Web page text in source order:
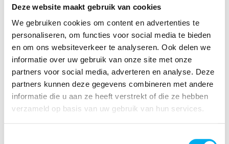
Deze website maakt gebruik van cookies
We gebruiken cookies om content en advertenties te
personaliseren, om functies voor social media te bieden
en om ons websiteverkeer te analyseren. Ook delen we
informatie over uw gebruik van onze site met onze
partners voor social media, adverteren en analyse. Deze
partners kunnen deze gegevens combineren met andere
informatie die u aan ze heeft verstrekt of die ze hebben
verzameld op basis van uw gebruik van hun services.
2. Contacteer het CAG
Het Centrum voor Agrarische Geschiedenis, kortweg
CAG, helpt jou graag verder met vragen rond de
geschiedenis van jouw afdeling. Je mag hiervoor
mailen naaryves.segers@cagnet.be.
3. Maak een uitnodiging
Voor je uitnodiging kan je gebruik maken van Canva.